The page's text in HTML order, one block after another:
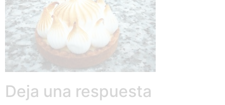
Deja una respuesta